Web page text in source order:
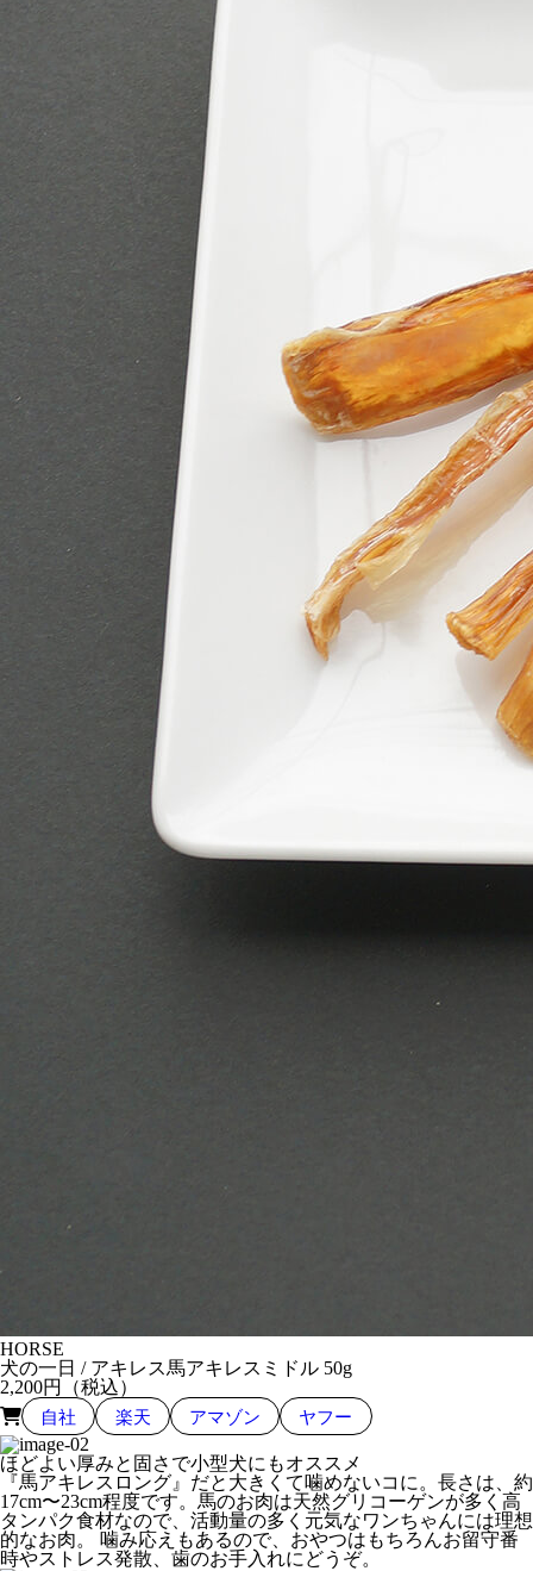
HORSE
犬の一日 / アキレス馬アキレスミドル 50g
2,200円（税込）
自社
楽天 アマゾン ヤフー
ほどよい厚みと固さで小型犬にもオススメ
『馬アキレスロング』だと大きくて噛めないコに。長さは、約
17cm〜23cm程度です。馬のお肉は天然グリコーゲンが多く高
タンパク食材なので、活動量の多く元気なワンちゃんには理想
的なお肉。 噛み応えもあるので、おやつはもちろんお留守番
時やストレス発散、歯のお手入れにどうぞ。